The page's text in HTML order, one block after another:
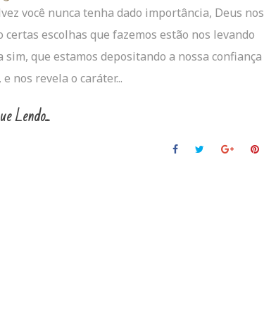
você nunca tenha dado importância, Deus nos
escolhas que fazemos estão nos levando
que estamos depositando a nossa confiança
nos revela o caráter...
Lendo...